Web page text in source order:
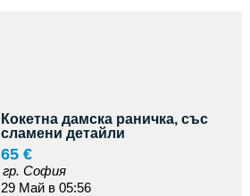
Кокетна дамска раничка, със
сламени детайли
65 €
гр. София
29 Май в 05:56